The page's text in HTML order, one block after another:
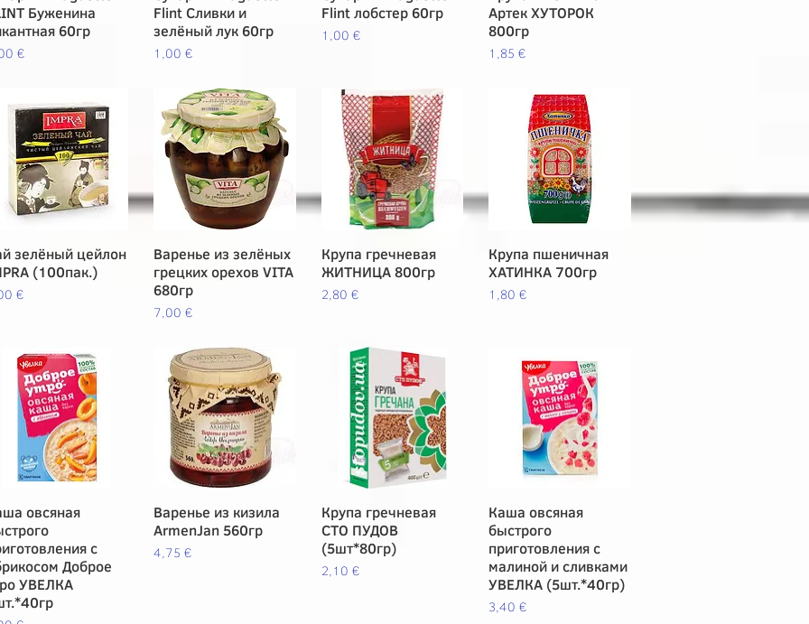
Буженина
60гр
€
Flint Сливки и
зелёный лук 60гр
Precio
1,00 €
Flint лобстер 60гр
Precio
1,00 €
Артек ХУТОРОК
800гр
Precio
1,85 €
Vista rápida
зелёный цейлон
(100пак.)
€
Vista rápida
Варенье из зелёных
грецких орехов VITA
680гр
Precio
7,00 €
Vista rápida
Крупа гречневая
ЖИТНИЦА 800гр
Precio
2,80 €
Vista rápida
Крупа пшеничная
ХАТИНКА 700гр
Precio
1,80 €
Vista rápida
овсяная
с
Доброе
УВЕЛКА
Vista rápida
Варенье из кизила
ArmenJan 560гр
Precio
4,75 €
Vista rápida
Крупа гречневая
СТО ПУДОВ
(5шт*80гр)
Precio
2,10 €
Vista rápida
Каша овсяная
быстрого
приготовления с
малиной и сливками
УВЕЛКА (5шт.*40гр)
Precio
3,40 €